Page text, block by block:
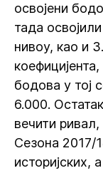
освојени
тада
нивоу, као и
бодова у тој
6.000.
вечити
Сезона 2017/
историјских,